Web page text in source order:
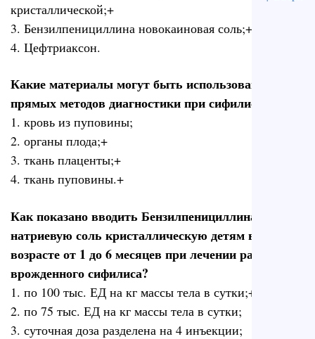
кристаллической;+
3. Бензилпенициллина новокаиновая соль;+
4. Цефтриаксон.
Какие материалы могут быть использованы для
прямых методов диагностики при сифилисе плода?
1. кровь из пуповины;
2. органы плода;+
3. ткань плаценты;+
4. ткань пуповины.+
Как показано вводить Бензилпенициллина
натриевую соль кристаллическую детям в
возрасте от 1 до 6 месяцев при лечении раннего
врожденного сифилиса?
1. по 100 тыс. ЕД на кг массы тела в сутки;+
2. по 75 тыс. ЕД на кг массы тела в сутки;
3. суточная доза разделена на 4 инъекции;